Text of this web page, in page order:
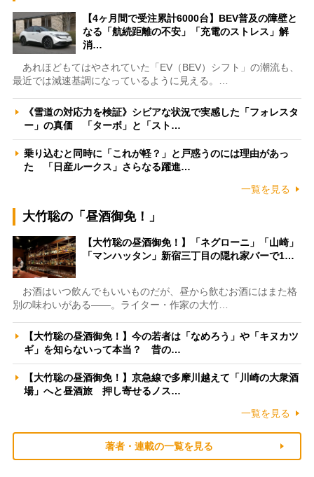
【4ヶ月間で受注累計6000台】BEV普及の障壁と
なる「航続距離の不安」「充電のストレス」解
消…
あれほどもてはやされていた「EV（BEV）シフト」の潮流も、
最近では減速基調になっているように見える。…
《雪道の対応力を検証》シビアな状況で実感した「フォレスタ
ー」の真価 「ターボ」と「スト…
乗り込むと同時に「これが軽？」と戸惑うのには理由があっ
た 「日産ルークス」さらなる躍進…
一覧を見る
大竹聡の「昼酒御免！」
【大竹聡の昼酒御免！】「ネグローニ」「山崎」
「マンハッタン」新宿三丁目の隠れ家バーで1…
お酒はいつ飲んでもいいものだが、昼から飲むお酒にはまた格
別の味わいがある――。ライター・作家の大竹…
【大竹聡の昼酒御免！】今の若者は「なめろう」や「キヌカツ
ギ」を知らないって本当？ 昔の…
【大竹聡の昼酒御免！】京急線で多摩川越えて「川崎の大衆酒
場」へと昼酒旅 押し寄せるノス…
一覧を見る
著者・連載の一覧を見る